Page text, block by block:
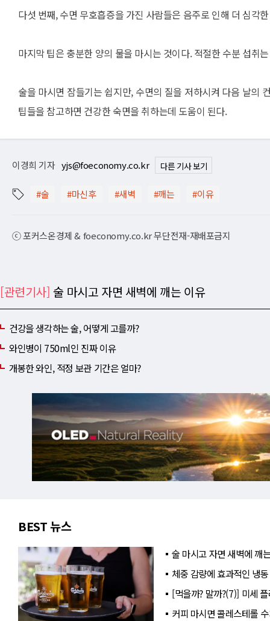
다섯 번째, 수면 무호흡증을 가진 사람들은 음주로 인해 더 심각
마지막 팁은 충분한 양의 물을 마시는 것이다. 적절한 수분 섭취
술을 마시면 잠들기는 쉽지만, 수면의 질을 저하시켜 다음 날의
팁들을 참고하면 건강한 숙면을 취하는데 도움이 된다.
이경희 기자 yjs@foeconomy.co.kr 다른 기사 보기
#술 #마신후 #새벽 #깨는 #이유
ⓒ 포커스온경제 & foeconomy.co.kr 무단전재-재배포금지
[관련기사]술 마시고 자면 새벽에 깨는 이유
건강을 생각하는 술, 어떻게 고를까?
와인병이 750ml인 진짜 이유
개봉한 와인, 적정 보관 기간은 얼마?
BEST 뉴스
술 마시고 자면 새벽에 깨
체중 감량에 효과적인 냉
[먹을까? 말까?(7)] 미세
커피 마시면 콜레스테롤